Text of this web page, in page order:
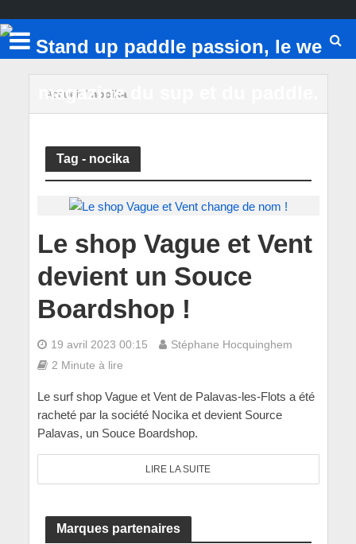
Accueil/ nocika
Tag - nocika
Le shop Vague et Vent
devient un Souce
Boardshop !
19 avril 2023 00:15
Stéphane Hocquinghem
2 Minute à lire
Le surf shop Vague et Vent de Palavas-les-Flots a été
racheté par la société Nocika et devient Source
Palavas, un Souce Boardshop.
LIRE LA SUITE
Marques partenaires